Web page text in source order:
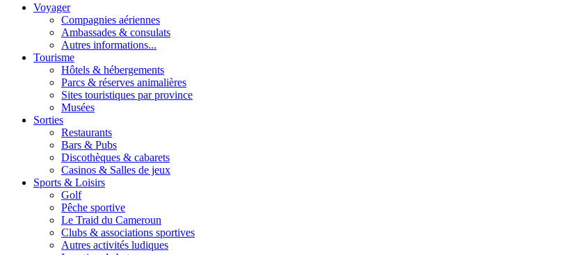
Voyager
Compagnies aériennes
Ambassades & consulats
Autres informations...
Tourisme
Hôtels & hébergements
Parcs & réserves animalières
Sites touristiques par province
Musées
Sorties
Restaurants
Bars & Pubs
Discothèques & cabarets
Casinos & Salles de jeux
Sports & Loisirs
Golf
Pêche sportive
Le Traid du Cameroun
Clubs & associations sportives
Autres activités ludiques